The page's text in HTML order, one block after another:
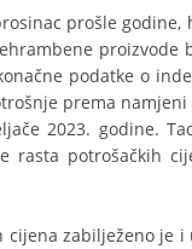
prošle
podatke o
prema
2023. godine.
rasta potrošačkih
zabilježeno je